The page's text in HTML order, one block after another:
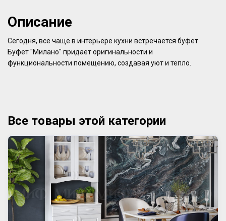
Описание
Сегодня, все чаще в интерьере кухни встречается буфет.
Буфет "Милано" придает оригинальности и
функциональности помещению, создавая уют и тепло.
Все товары этой категории